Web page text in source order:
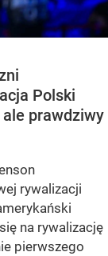
Polski
prawdziwy
rywalizacji
na rywalizację
pierwszego